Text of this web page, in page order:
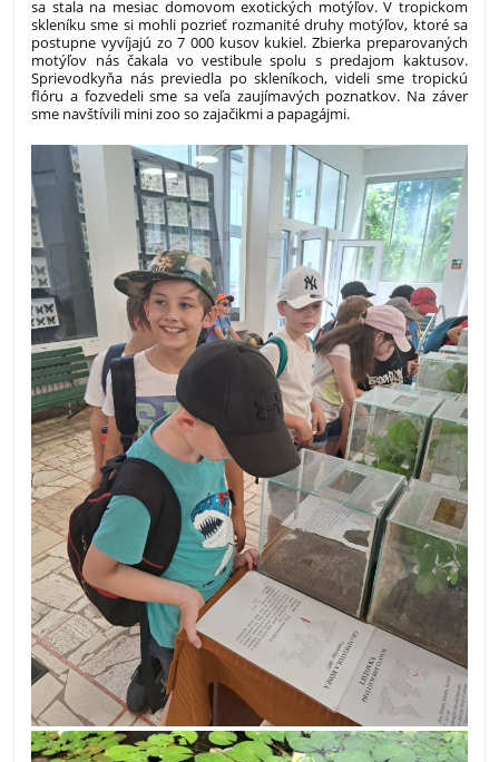
sa stala na mesiac domovom exotických motýľov. V tropickom
skleníku sme si mohli pozrieť rozmanité druhy motýľov, ktoré sa
postupne vyvíjajú zo 7 000 kusov kukiel. Zbierka preparovaných
motýľov nás čakala vo vestibule spolu s predajom kaktusov.
Sprievodkyňa nás previedla po skleníkoch, videli sme tropickú
flóru a fozvedeli sme sa veľa zaujímavých poznatkov. Na záver
sme navštívili mini zoo so zajačikmi a papagájmi.